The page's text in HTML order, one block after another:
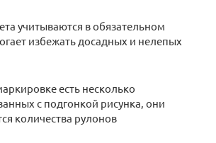
учитываются в обязательном
избежать досадных и нелепых
есть несколько
с подгонкой рисунка, они
количества рулонов